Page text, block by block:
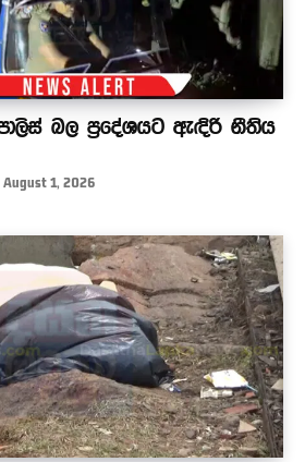
බල ප්‍රදේශයට ඇඳිරි නීතිය
August 1, 2026